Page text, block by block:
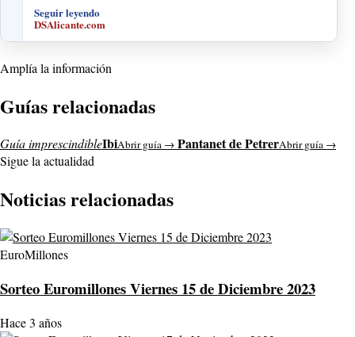
Seguir leyendo
DSAlicante.com
Amplía la información
Guías relacionadas
Guía imprescindibleIbiAbrir guía → Pantanet de PetrerAbrir guía →
Sigue la actualidad
Noticias relacionadas
EuroMillones
Sorteo Euromillones Viernes 15 de Diciembre 2023
Hace 3 años